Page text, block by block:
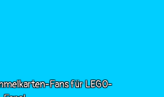
Fans für LEGO-